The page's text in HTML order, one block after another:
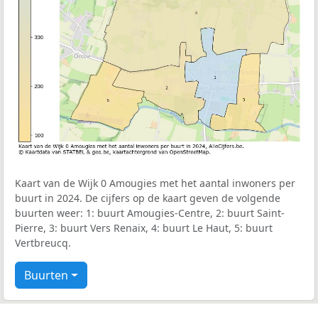
Kaart van de Wijk 0 Amougies met het aantal inwoners per
buurt in 2024. De cijfers op de kaart geven de volgende
buurten weer: 1: buurt Amougies-Centre, 2: buurt Saint-
Pierre, 3: buurt Vers Renaix, 4: buurt Le Haut, 5: buurt
Vertbreucq.
Buurten